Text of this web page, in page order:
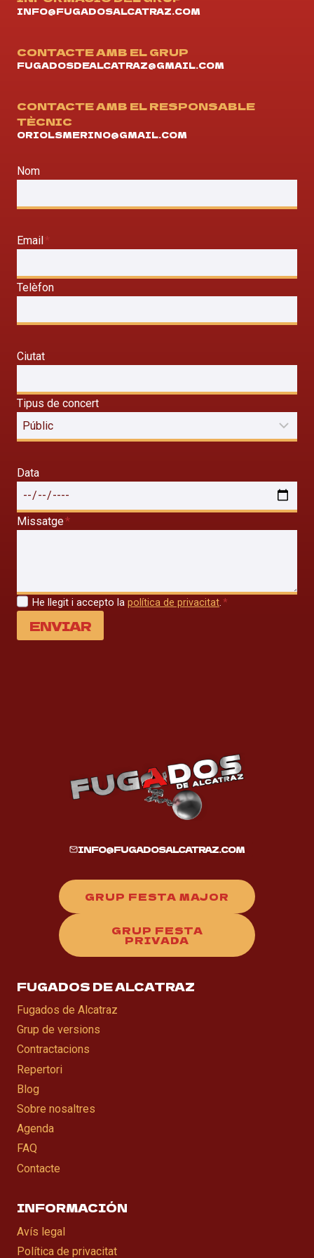
INFO@FUGADOSALCATRAZ.COM
CONTACTE AMB EL GRUP
FUGADOSDEALCATRAZ@GMAIL.COM
CONTACTE AMB EL RESPONSABLE
TÈCNIC
ORIOLSMERINO@GMAIL.COM
Nom
Email *
Telèfon
Ciutat
Tipus de concert
Data
Missatge*
He llegit i accepto la política de privacitat.*
ENVIAR
INFO@FUGADOSALCATRAZ.COM
GRUP FESTA MAJOR
GRUP FESTA
PRIVADA
FUGADOS DE ALCATRAZ
Fugados de Alcatraz
Grup de versions
Contractacions
Repertori
Blog
Sobre nosaltres
Agenda
FAQ
Contacte
INFORMACIÓN
Avís legal
Política de privacitat